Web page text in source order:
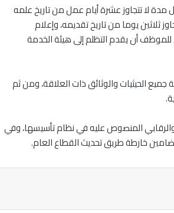
مدة لا تتجاوز عشرة أيام عمل من تاريخ علمه
ثلاثين يوما من تاريخ تقديمه، وإعلام
للموظف أن يقدم التظلم إلى هيئة الخدمة
جميع الحيثيات والوثائق ذات العلاقة، ومن ثم
المنصوص عليه في نظام تأسيسها، وفي
خارطة طريق تحديث القطاع العام.